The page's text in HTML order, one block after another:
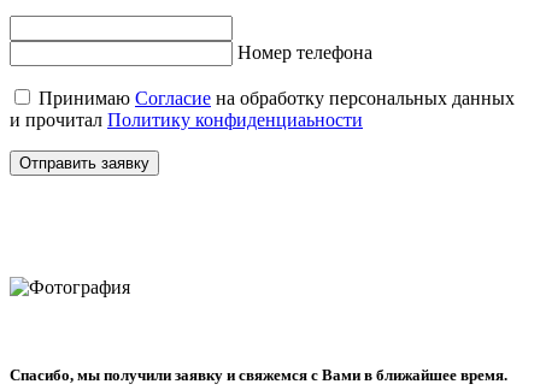
Номер телефона
Принимаю Согласие на обработку персональных данных
и прочитал Политику конфиденциаьности
Отправить заявку
Спасибо, мы получили заявку и свяжемся с Вами в ближайшее время.